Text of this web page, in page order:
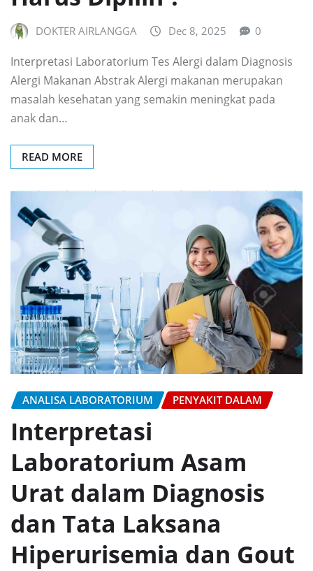
DOKTER AIRLANGGA Dec 8, 2025 0
Interpretasi Laboratorium Tes Alergi dalam Diagnosis
Alergi Makanan Abstrak Alergi makanan merupakan
masalah kesehatan yang semakin meningkat pada
anak dan…
READ MORE
ANALISA LABORATORIUM PENYAKIT DALAM
Interpretasi
Laboratorium Asam
Urat dalam Diagnosis
dan Tata Laksana
Hiperurisemia dan Gout